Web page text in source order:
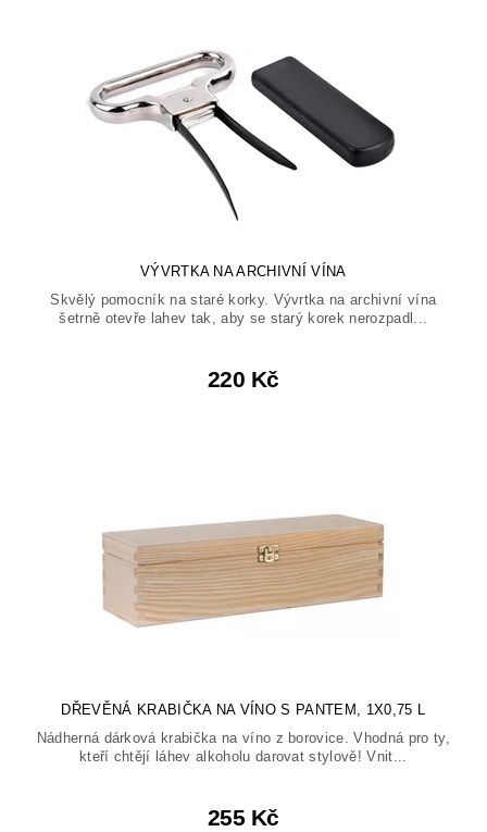
VÝVRTKA NA ARCHIVNÍ VÍNA
Skvělý pomocník na staré korky. Vývrtka na archivní vína
šetrně otevře lahev tak, aby se starý korek nerozpadl...
220 Kč
DŘEVĚNÁ KRABIČKA NA VÍNO S PANTEM, 1X0,75 L
Nádherná dárková krabička na víno z borovice. Vhodná pro ty,
kteří chtějí láhev alkoholu darovat stylově! Vnit...
255 Kč